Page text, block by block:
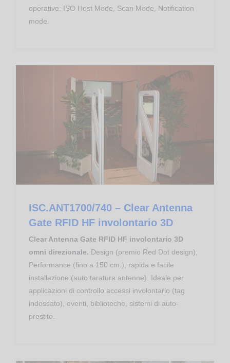
operative: ISO Host Mode, Scan Mode, Notification
mode.
ISC.ANT1700/740 – Clear Antenna
Gate RFID HF involontario 3D
Clear Antenna Gate RFID HF involontario 3D
omni direzionale. Design (premio Red Dot design),
Performance (fino a 150 cm.), rapida e facile
installazione (auto taratura antenne). Ideale per
applicazioni di controllo accessi involontario (tag
indossato), eventi, biblioteche, sistemi di auto-
prestito.